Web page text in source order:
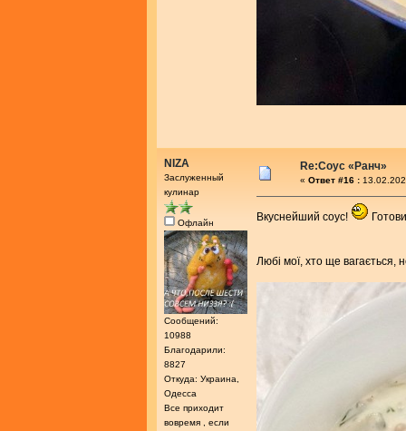
NIZA
Заслуженный
кулинар
Офлайн
Сообщений:
10988
Благодарили:
8827
Откуда: Украина,
Одесса
Все приходит
вовремя , если
Re:Соус «Ранч»
« Ответ #16 :
Вкуснейший соус!
Любі мої, хто ще вагається,